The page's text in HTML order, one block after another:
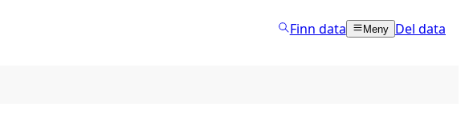
Finn data Meny Del data